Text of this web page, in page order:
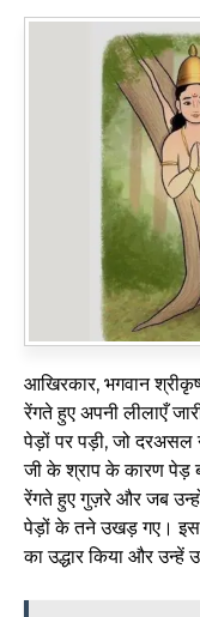
आखिरकार, भगवान
रेंगते हुए अपनी लीलाएँ
पेड़ों पर पड़ी, जो दरअसल
जी के श्राप के कारण पेड़
रेंगते हुए गुज़रे और जब
पेड़ों के तने उखड़ गए। इस
का उद्धार किया और उन्हें